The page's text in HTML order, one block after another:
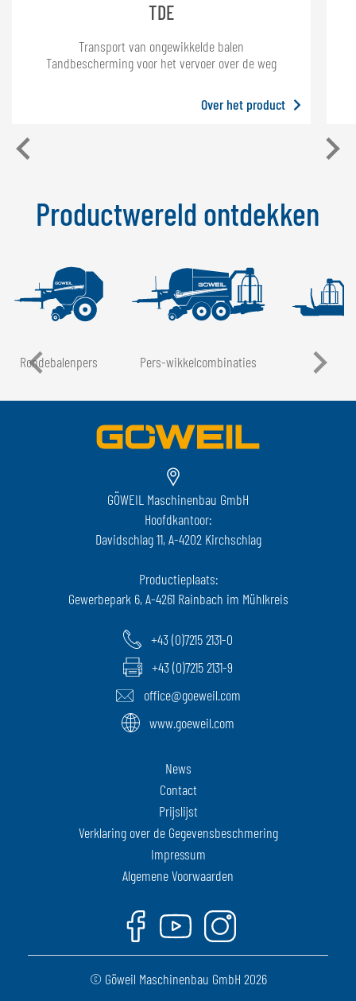
TDE
Transport van ongewikkelde balen
Tandbescherming voor het vervoer over de weg
Over het product
Productwereld ontdekken
Rondebalenpers Pers-wikkelcombinaties
GÖWEIL Maschinenbau GmbH
Hoofdkantoor:
Davidschlag 11, A-4202 Kirchschlag
Productieplaats:
Gewerbepark 6, A-4261 Rainbach im Mühlkreis
+43 (0)7215 2131-0
+43 (0)7215 2131-9
office@goeweil.com
www.goeweil.com
News
Contact
Prijslijst
Verklaring over de Gegevensbeschmering
Impressum
Algemene Voorwaarden
Facebook
YoutubeInstagram
© Göweil Maschinenbau GmbH 2026